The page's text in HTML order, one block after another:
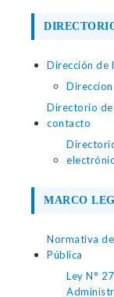
Dirección de
Direccion
Directorio de
contacto
MARCO
Normativa
Pública
Ley N°